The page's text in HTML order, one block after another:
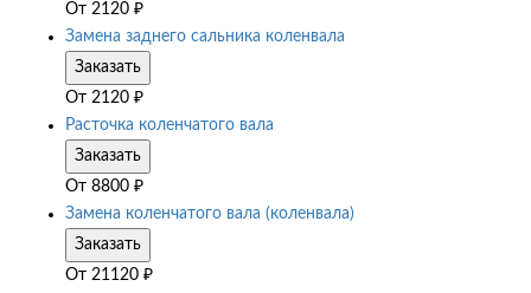
От 2120 ₽
Замена заднего сальника коленвала
Заказать
От 2120 ₽
Расточка коленчатого вала
Заказать
От 8800 ₽
Замена коленчатого вала (коленвала)
Заказать
От 21120 ₽